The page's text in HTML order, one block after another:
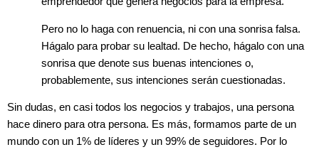
Pero no lo haga con renuencia, ni con una sonrisa falsa.
Hágalo para probar su lealtad. De hecho, hágalo con una
sonrisa que denote sus buenas intenciones o,
probablemente, sus intenciones serán cuestionadas.
Sin dudas, en casi todos los negocios y trabajos, una persona
hace dinero para otra persona. Es más, formamos parte de un
mundo con un 1% de líderes y un 99% de seguidores. Por lo